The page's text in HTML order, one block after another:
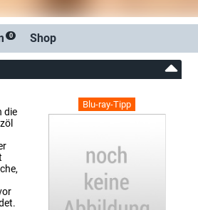
0 Shop
Blu-ray-Tipp
die